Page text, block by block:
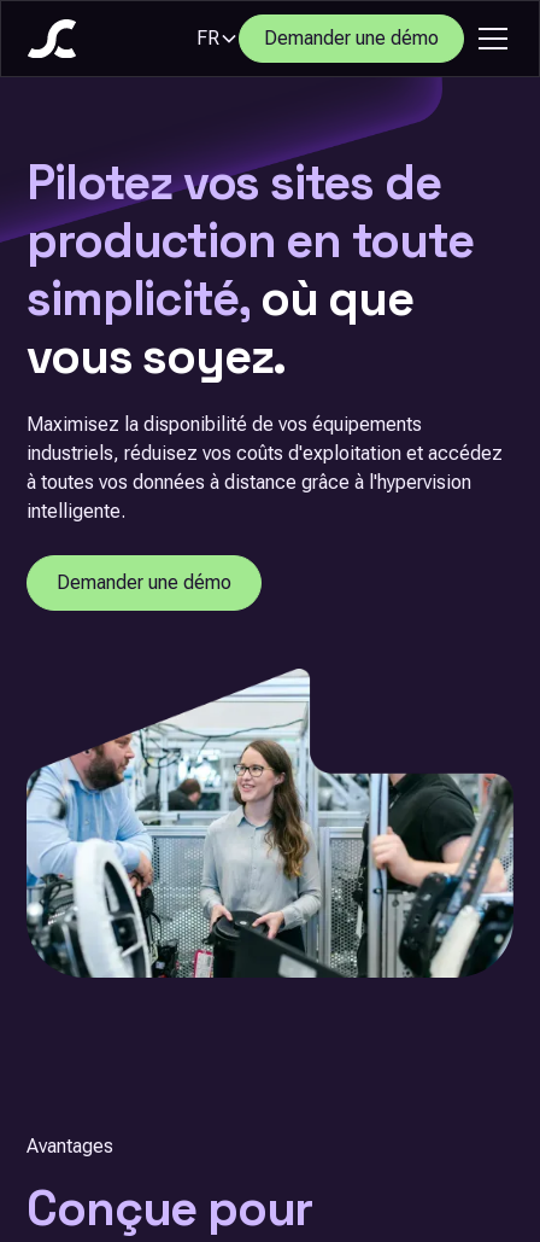
FR Demander une démo
Pilotez vos sites de
production en toute
simplicité, où que
vous soyez.
Maximisez la disponibilité de vos équipements
industriels, réduisez vos coûts d'exploitation et accédez
à toutes vos données à distance grâce à l'hypervision
intelligente.
Demander une démo
Avantages
Conçue pour